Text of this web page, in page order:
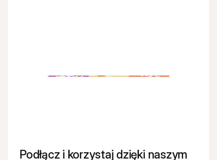
Podłącz i korzystaj dzięki naszym